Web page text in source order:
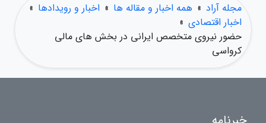
مجله آراد » همه اخبار و مقاله ها » اخبار و رویدادها »
اخبار اقتصادی »
حضور نیروی متخصص ایرانی در بخش های مالی
کرواسی